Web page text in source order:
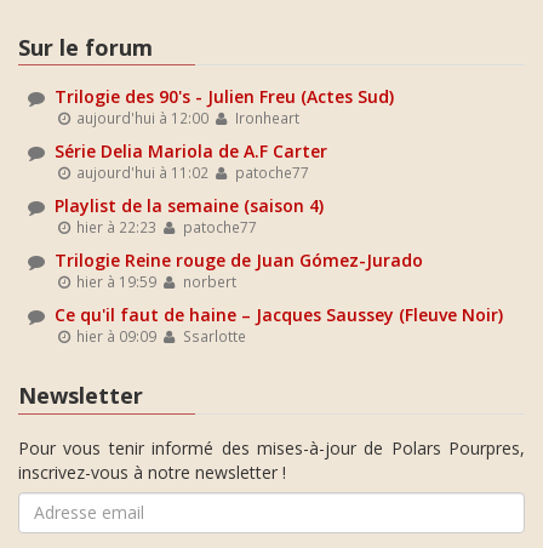
Sur le forum
Trilogie des 90's - Julien Freu (Actes Sud)
aujourd'hui à 12:00 Ironheart
Série Delia Mariola de A.F Carter
aujourd'hui à 11:02 patoche77
Playlist de la semaine (saison 4)
hier à 22:23 patoche77
Trilogie Reine rouge de Juan Gómez-Jurado
hier à 19:59 norbert
Ce qu'il faut de haine – Jacques Saussey (Fleuve Noir)
hier à 09:09 Ssarlotte
Newsletter
Pour vous tenir informé des mises-à-jour de Polars Pourpres,
inscrivez-vous à notre newsletter !